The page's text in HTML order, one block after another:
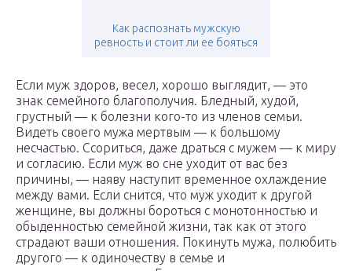
Как распознать мужскую
ревность и стоит ли ее бояться
Если муж здоров, весел, хорошо выглядит, — это
знак семейного благополучия. Бледный, худой,
грустный — к болезни кого-то из членов семьи.
Видеть своего мужа мертвым — к большому
несчастью. Ссориться, даже драться с мужем — к миру
и согласию. Если муж во сне уходит от вас без
причины, — наяву наступит временное охлаждение
между вами. Если снится, что муж уходит к другой
женщине, вы должны бороться с монотонностью и
обыденностью семейной жизни, так как от этого
страдают ваши отношения. Покинуть мужа, полюбить
другого — к одиночеству в семье и